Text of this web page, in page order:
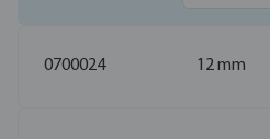
0700024 12 mm